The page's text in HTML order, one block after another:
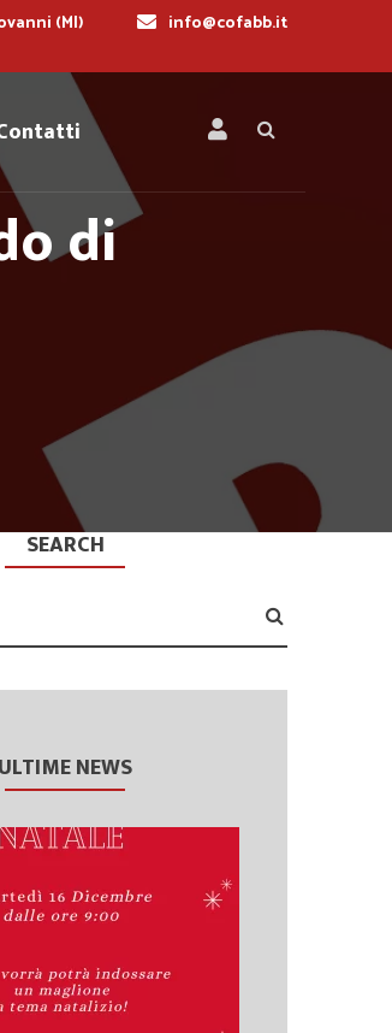
(MI) info@cofabb.it
di
SEARCH
ULTIME NEWS